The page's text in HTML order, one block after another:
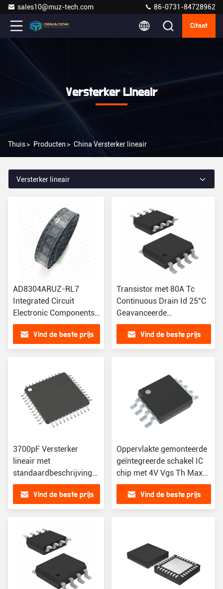
sales10@muz-tech.com 86-0731-84728962
Citaat
Versterker Lineair
Thuis> Producten > China Versterker lineair
Versterker lineair
AD8304ARUZ-RL7
Integrated Circuit
Electronic Components
AD8304ARUZ-RL7 IC
LOGARITMIC
CONVERTER
Vind de beste prijs
Transistor met 80A Tc
Continuous Drain Id 25°C
Geavanceerde
geïntegreerde
schakelingen IC's
Vind de beste prijs
3700pF Versterker
lineair met
standaardbeschrijving
en 80A Tc continue
stroomafvoer
Vind de beste prijs
Oppervlakte gemonteerde
geïntegreerde schakel IC
chip met 4V Vgs Th Max
Idua 250
Vind de beste prijs